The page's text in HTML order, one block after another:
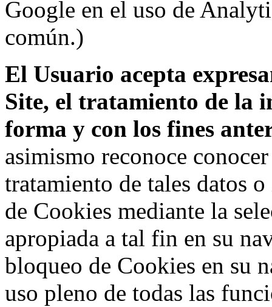
Google en el uso de
común.)
El Usuario acepta
Site, el tratamiento de la
forma y con los fines
asimismo reconoce
tratamiento de tales datos
de Cookies mediante la
apropiada a tal fin en su
bloqueo de Cookies en su
uso pleno de todas las